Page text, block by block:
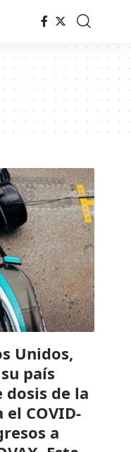
Unidos,
país
dosis de la
COVID-
a